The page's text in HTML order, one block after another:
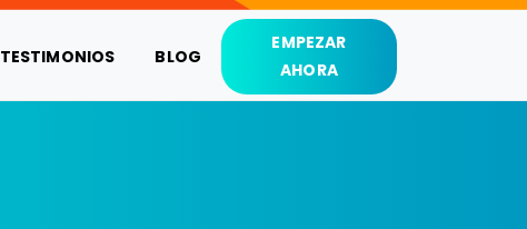
TESTIMONIOS BLOG
EMPEZAR
AHORA